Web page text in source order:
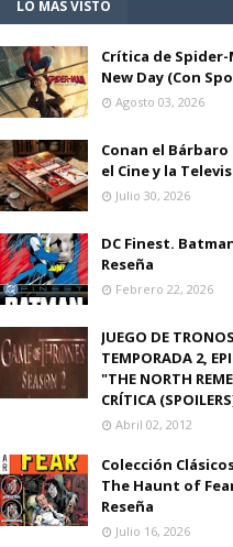
LO MÁS VISTO
Crítica de Spider-
New Day (Con
Agosto 03, 2026
Conan el Bárbaro
el Cine y la
Julio 30, 2026
DC Finest.
Reseña
Febrero 22, 2026
JUEGO DE
TEMPORADA 2,
"THE NORTH
CRÍTICA
Abril 02, 2012
Colección
The Haunt of
Reseña
Julio 16, 2026